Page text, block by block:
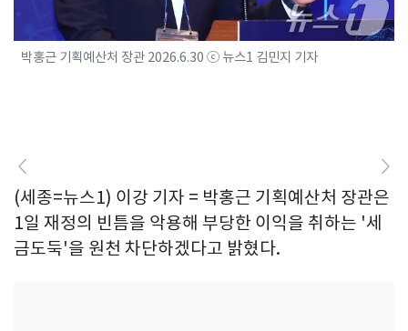
박홍근 기획예산처 장관 2026.6.30 ⓒ 뉴스1 김민지 기자
(세종=뉴스1) 이강 기자 = 박홍근 기획예산처 장관은
1일 재정의 빈틈을 악용해 부당한 이익을 취하는 '세
금도둑'을 원천 차단하겠다고 밝혔다.